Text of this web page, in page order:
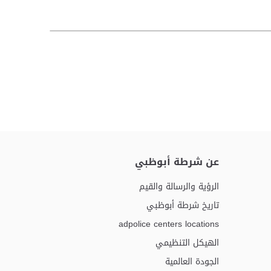
عن شرطة أبوظبي
الرؤية والرسالة والقيم
تاريخ شرطة أبوظبي
adpolice centers locations
الهيكل التنظيمي
الجودة العالمية